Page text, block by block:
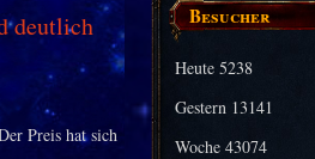
Besucher
Heute5238
Gestern 13141
Woche43074
deutlich
Preis hat sich